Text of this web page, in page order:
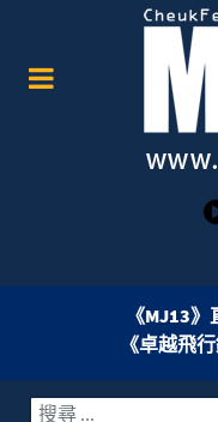
《MJ13
《卓越飛
搜索